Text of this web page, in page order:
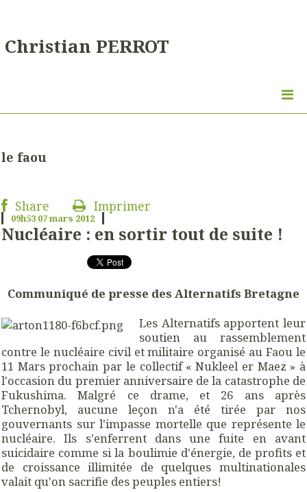
Christian PERROT
le faou
Share Imprimer
09h53 07mars 2012
Nucléaire : en sortir tout de suite !
Communiqué de presse des Alternatifs Bretagne
Les Alternatifs apportent leur
soutien au rassemblement
contre le nucléaire civil et militaire organisé au Faou le
11 Mars prochain par le collectif « Nukleel er Maez » à
l'occasion du premier anniversaire de la catastrophe de
Fukushima. Malgré ce drame, et 26 ans après
Tchernobyl, aucune leçon n'a été tirée par nos
gouvernants sur l'impasse mortelle que représente le
nucléaire. Ils s'enferrent dans une fuite en avant
suicidaire comme si la boulimie d'énergie, de profits et
de croissance illimitée de quelques multinationales
valait qu'on sacrifie des peuples entiers!